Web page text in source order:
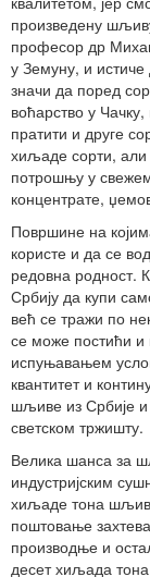
произведену
професор др
у Земуну, и
значи да поред
воћарство у
пратити и друге
хиљаде сорти, али
потрошњу у
концентрате,
Површине на
користе и да се
редовна родност.
Србију да купи
већ се тражи по
се може постићи
испуњавањем
квантитет и
шљиве из Србије
светском тржишту.
Велика шанса за
индустријским
хиљаде тона
поштовање
производње и
десет хиљада